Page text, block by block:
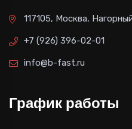
117105, Москва,
+7 (926) 396-02-01
info@b-fast.ru
График работы